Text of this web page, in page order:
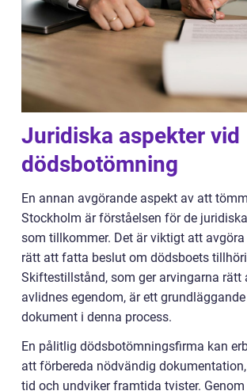
Juridiska aspekter vid
dödsbotömning
En annan avgörande aspekt av att
Stockholm är förståelsen för de
som tillkommer. Det är viktigt att
rätt att fatta beslut om dödsboets
Skiftestillstånd, som ger arvingarna rätt
avlidnes egendom, är ett
dokument i denna process.
En pålitlig dödsbotömningsfirma kan
att förbereda nödvändig
tid och undviker framtida tvister.